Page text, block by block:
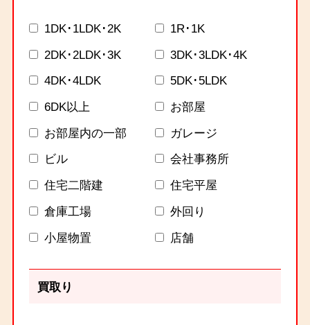
1DK･1LDK･2K
1R･1K
2DK･2LDK･3K
3DK･3LDK･4K
4DK･4LDK
5DK･5LDK
6DK以上
お部屋
お部屋内の一部
ガレージ
ビル
会社事務所
住宅二階建
住宅平屋
倉庫工場
外回り
小屋物置
店舗
買取り